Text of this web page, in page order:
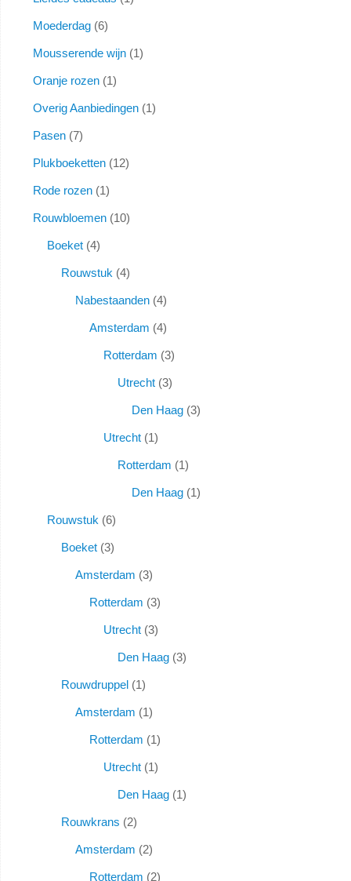
Moederdag 6
Mousserende wijn 1
Oranje rozen 1
Overig Aanbiedingen 1
Pasen 7
Plukboeketten 12
Rode rozen 1
Rouwbloemen 10
Boeket 4
Rouwstuk 4
Nabestaanden 4
Amsterdam 4
Rotterdam 3
Utrecht 3
Den Haag 3
Utrecht 1
Rotterdam 1
Den Haag 1
Rouwstuk 6
Boeket 3
Amsterdam 3
Rotterdam 3
Utrecht 3
Den Haag 3
Rouwdruppel 1
Amsterdam 1
Rotterdam 1
Utrecht 1
Den Haag 1
Rouwkrans 2
Amsterdam 2
Rotterdam 2